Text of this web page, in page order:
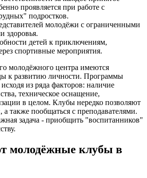
проявляется при работе с
подростков.
молодёжи с ограниченными
здоровья.
детей к приключениям,
спортивные мероприятия.
молодёжного центра имеются
к развитию личности. Программы
из ряда факторов: наличие
техническое оснащение,
в целом. Клубы нередко позволяют
также пообщаться с преподавателями.
задача - приобщить "воспитанников"
молодёжные клубы в